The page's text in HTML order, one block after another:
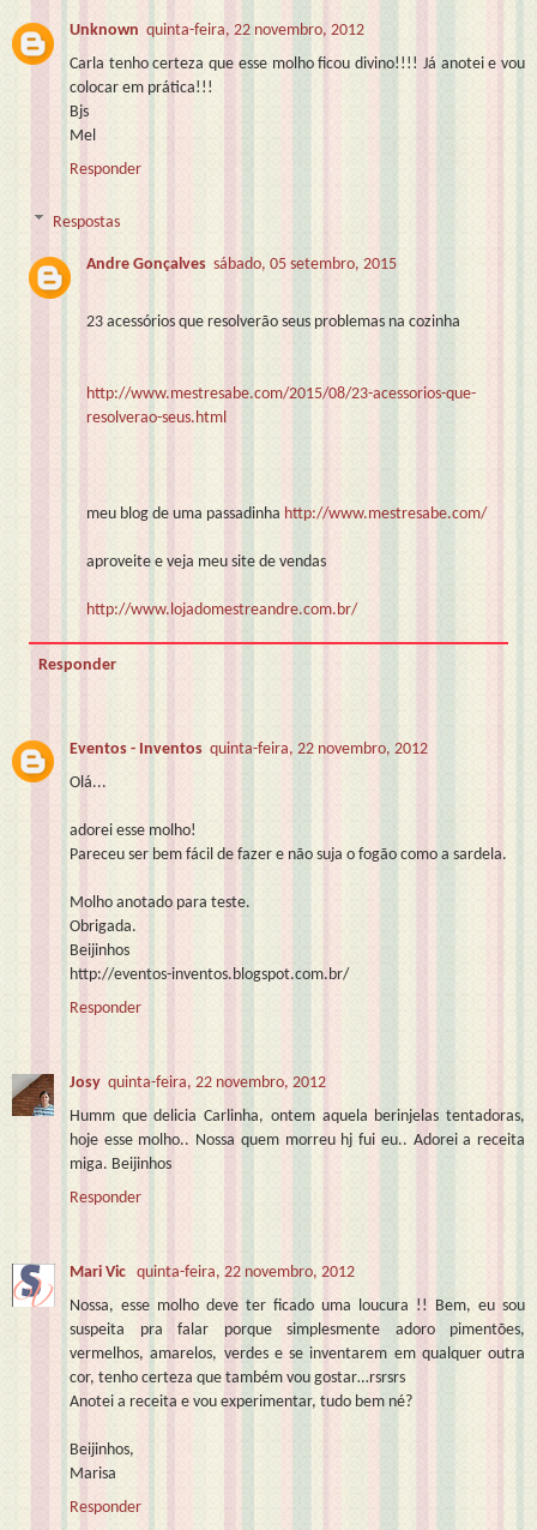
Unknown quinta-feira, 22 novembro, 2012
Carla tenho certeza que esse molho ficou divino!!!! Já anotei e vou
colocar em prática!!!
Bjs
Mel
Responder
Respostas
Andre Gonçalves sábado, 05 setembro, 2015
23 acessórios que resolverão seus problemas na cozinha
http://www.mestresabe.com/2015/08/23-acessorios-que-
resolverao-seus.html
meu blog de uma passadinha http://www.mestresabe.com/
aproveite e veja meu site de vendas
http://www.lojadomestreandre.com.br/
Responder
Eventos - Inventos quinta-feira, 22 novembro, 2012
Olá...
adorei esse molho!
Pareceu ser bem fácil de fazer e não suja o fogão como a sardela.
Molho anotado para teste.
Obrigada.
Beijinhos
http://eventos-inventos.blogspot.com.br/
Responder
Josy quinta-feira, 22 novembro, 2012
Humm que delicia Carlinha, ontem aquela berinjelas tentadoras,
hoje esse molho.. Nossa quem morreu hj fui eu.. Adorei a receita
miga. Beijinhos
Responder
Mari Vic quinta-feira, 22 novembro, 2012
Nossa, esse molho deve ter ficado uma loucura !! Bem, eu sou
suspeita pra falar porque simplesmente adoro pimentões,
vermelhos, amarelos, verdes e se inventarem em qualquer outra
cor, tenho certeza que também vou gostar…rsrsrs
Anotei a receita e vou experimentar, tudo bem né?
Beijinhos,
Marisa
Responder